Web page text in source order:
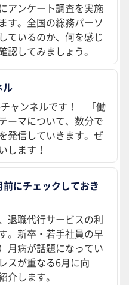
アンケート調査を実施
す。全国の総務パーソ
ているのか、何を感じ
認してみましょう。
ル
チャンネルです！ 「働
ーマについて、数分で
発信していきます。ぜ
します！
にチェックしておき
退職代行サービスの利
。新卒・若手社員の早
月病が話題になってい
スが重なる6月に向
介します。